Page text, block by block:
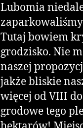
Lubomia
zaparkowaliśmy
Tutaj bowiem
grodzisko. Nie
naszej
jakże bliskie
więcej od VIII
grodowe tego